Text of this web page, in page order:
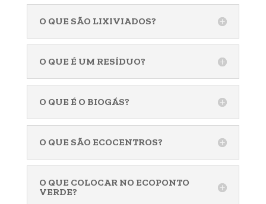
O QUE SÃO LIXIVIADOS?
O QUE É UM RESÍDUO?
O QUE É O BIOGÁS?
O QUE SÃO ECOCENTROS?
O QUE COLOCAR NO ECOPONTO
VERDE?